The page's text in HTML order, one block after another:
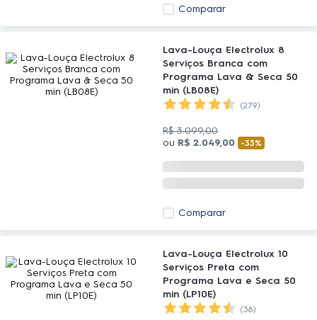
Comparar
Lava-Louça Electrolux 8
Serviços Branca com
Programa Lava & Seca 50
min (LB08E)
(279)
R$ 3.099,00
ou R$ 2.049,00 -33%
Comparar
Lava-Louça Electrolux 10
Serviços Preta com
Programa Lava e Seca 50
min (LP10E)
(38)